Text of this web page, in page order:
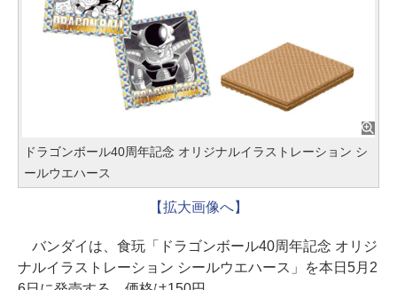
ドラゴンボール40周年記念 オリジナルイラストレーション シ
ールウエハース
【拡大画像へ】
バンダイは、食玩「ドラゴンボール40周年記念 オリジ
ナルイラストレーション シールウエハース」を本日5月2